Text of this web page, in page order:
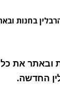
בחנות
ובאתר את כל
החדשה.